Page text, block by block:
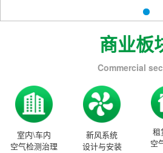
商业板
Commercial
室内\车内
空气检测治理
新风系统
设计与安装
租
空